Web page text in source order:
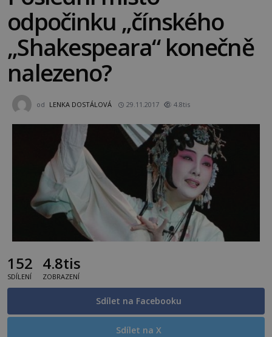
odpočinku „čínského
„Shakespeara“ konečně
nalezeno?
od LENKA DOSTÁLOVÁ 29.11.2017 4.8tis
152
SDÍLENÍ
4.8tis
ZOBRAZENÍ
Sdílet na Facebooku
Sdílet na X